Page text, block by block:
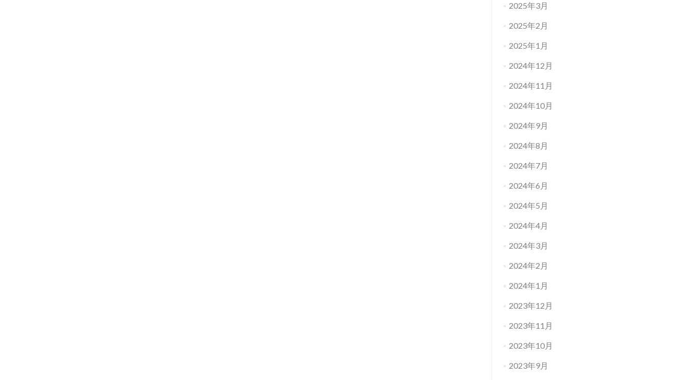
2025年3月
2025年2月
2025年1月
2024年12月
2024年11月
2024年10月
2024年9月
2024年8月
2024年7月
2024年6月
2024年5月
2024年4月
2024年3月
2024年2月
2024年1月
2023年12月
2023年11月
2023年10月
2023年9月